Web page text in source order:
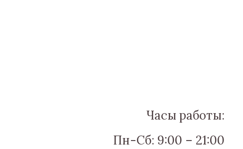
Часы работы:
Пн-Сб: 9:00 – 21:00